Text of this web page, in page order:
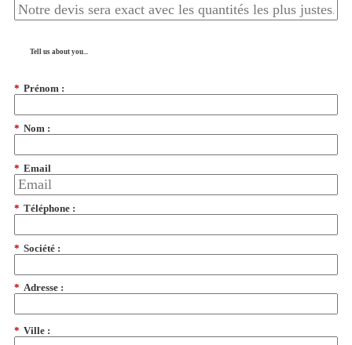
Tell us about you...
* Prénom :
* Nom :
* Email
* Téléphone :
* Société :
* Adresse :
* Ville :